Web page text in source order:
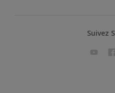
Suivez